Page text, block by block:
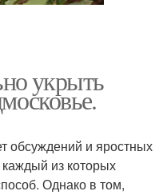
укрыть
обсуждений и яростных
из которых
Однако в том,